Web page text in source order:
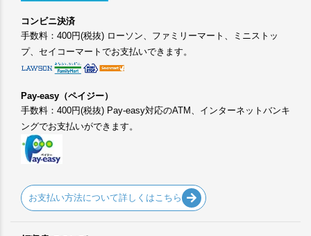
コンビニ決済
手数料：400円(税抜) ローソン、ファミリーマート、ミニストッ
プ、セイコーマートでお支払いできます。
Pay-easy（ペイジー）
手数料：400円(税抜) Pay-easy対応のATM、インターネットバンキ
ングでお支払いができます。
お支払い方法について詳しくはこちら